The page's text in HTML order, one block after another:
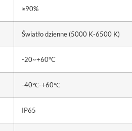
≥90%
Światło dzienne (5000 K-6500 K)
-20~+60°C
-40℃-+60℃
IP65